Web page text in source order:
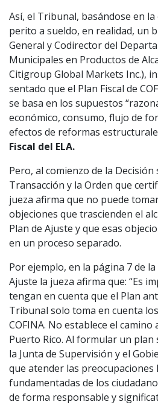
Así, el Tribunal, basándose en
perito a sueldo, en realidad, un
General y Codirector del
Municipales en Productos de
Citigroup Global Markets Inc.),
sentado que el Plan Fiscal de
se basa en los supuestos
económico, consumo, flujo de
efectos de reformas
Fiscal del ELA.
Pero, al comienzo de la
Transacción y la Orden que
jueza afirma que no puede
objeciones que trascienden el
Plan de Ajuste y que esas
en un proceso separado.
Por ejemplo, en la página 7 de
Ajuste la jueza afirma que: “Es
tengan en cuenta que el Plan
Tribunal solo toma en cuenta
COFINA. No establece el camino
Puerto Rico. Al formular un plan
la Junta de Supervisión y el
que atender las preocupaciones
fundamentadas de los
de forma responsable y